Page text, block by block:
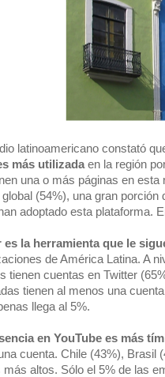
latinoamericano constató
más utilizada en la región
una o más páginas en
global (54%), una gran
adoptado esta plataforma.
es la herramienta que le
de América Latina. A
tienen cuentas en Twitter
tienen al menos una
llega al 5%.
en YouTube es más
cuenta. Chile (43%), Brasil
más altos. Sólo el 5% de las